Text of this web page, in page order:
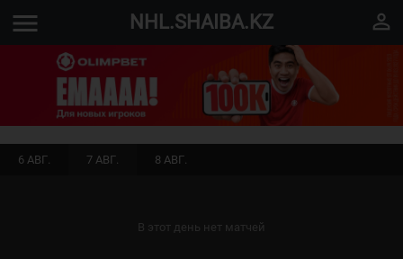
menu NHL.SHAIBA.KZ perm_identity
6 АВГ. 7 АВГ. 8 АВГ.
В этот день нет матчей